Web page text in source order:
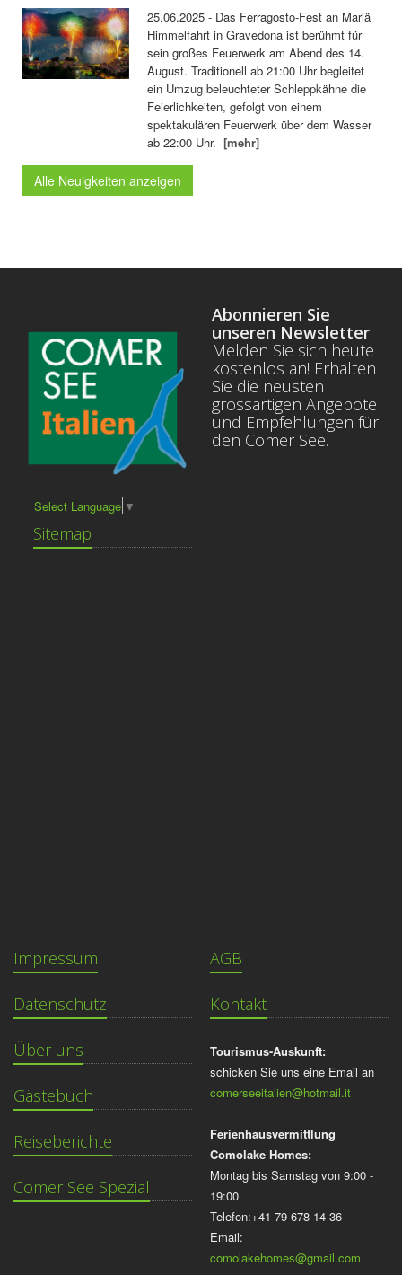
25.06.2025 - Das Ferragosto-Fest an Mariä
Himmelfahrt in Gravedona ist berühmt für
sein großes Feuerwerk am Abend des 14.
August. Traditionell ab 21:00 Uhr begleitet
ein Umzug beleuchteter Schleppkähne die
Feierlichkeiten, gefolgt von einem
spektakulären Feuerwerk über dem Wasser
ab 22:00 Uhr.[mehr]
Alle Neuigkeiten anzeigen
Select Language ▼
Sitemap
Abonnieren Sie
unseren Newsletter
Melden Sie sich heute
kostenlos an! Erhalten
Sie die neusten
grossartigen Angebote
und Empfehlungen für
den Comer See.
Impressum
Datenschutz
Über uns
Gästebuch
Reiseberichte
Comer See Spezial
AGB
Kontakt
Tourismus-Auskunft:
schicken Sie uns eine Email an
comerseeitalien@hotmail.it
Ferienhausvermittlung
Comolake Homes:
Montag bis Samstag von 9:00 -
19:00
Telefon:+41 79 678 14 36
Email:
comolakehomes@gmail.com